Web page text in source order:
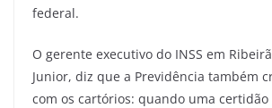
federal.
O gerente executivo do INSS em
Junior, diz que a Previdência também
com os cartórios: quando uma certidão